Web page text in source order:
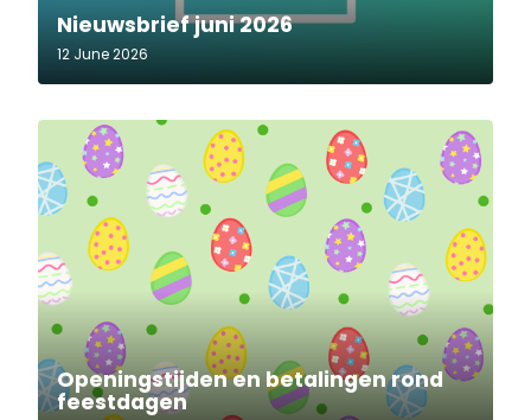
Nieuwsbrief juni 2026
12 June 2026
Openingstijden en betalingen rond
feestdagen